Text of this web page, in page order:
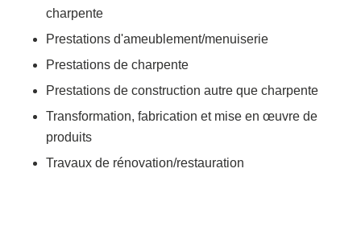
charpente
Prestations d'ameublement/menuiserie
Prestations de charpente
Prestations de construction autre que charpente
Transformation, fabrication et mise en œuvre de
produits
Travaux de rénovation/restauration